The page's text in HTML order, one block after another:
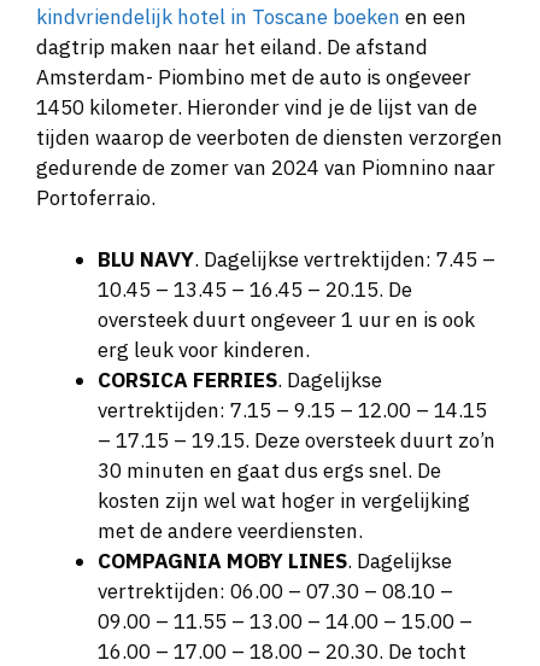
kindvriendelijk hotel in Toscane boeken en een
dagtrip maken naar het eiland. De afstand
Amsterdam- Piombino met de auto is ongeveer
1450 kilometer. Hieronder vind je de lijst van de
tijden waarop de veerboten de diensten verzorgen
gedurende de zomer van 2024 van Piomnino naar
Portoferraio.
BLU NAVY. Dagelijkse vertrektijden: 7.45 –
10.45 – 13.45 – 16.45 – 20.15. De
oversteek duurt ongeveer 1 uur en is ook
erg leuk voor kinderen.
CORSICA FERRIES. Dagelijkse
vertrektijden: 7.15 – 9.15 – 12.00 – 14.15
– 17.15 – 19.15. Deze oversteek duurt zo’n
30 minuten en gaat dus ergs snel. De
kosten zijn wel wat hoger in vergelijking
met de andere veerdiensten.
COMPAGNIA MOBY LINES. Dagelijkse
vertrektijden: 06.00 – 07.30 – 08.10 –
09.00 – 11.55 – 13.00 – 14.00 – 15.00 –
16.00 – 17.00 – 18.00 – 20.30. De tocht